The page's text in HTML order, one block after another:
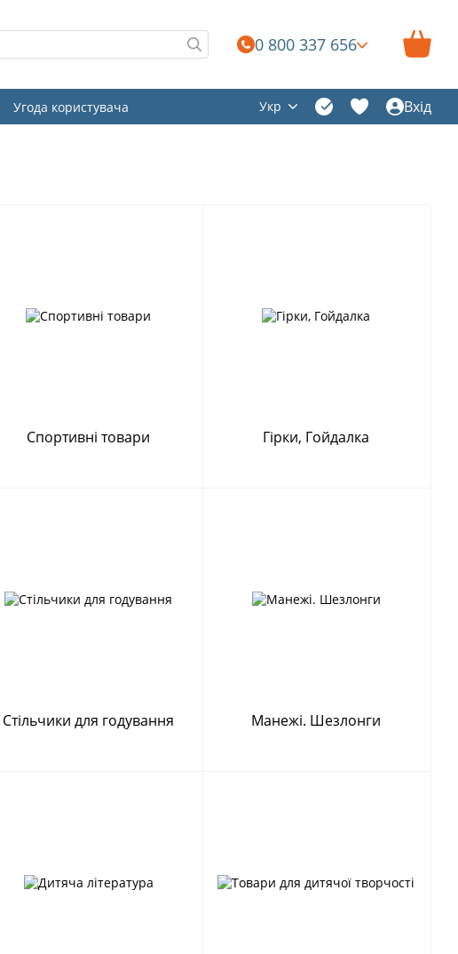
0 800 337 656
Угода користувача
Укр Вхід
Спортивні товари Гірки, Гойдалка
Стільчики для годування Манежі. Шезлонги